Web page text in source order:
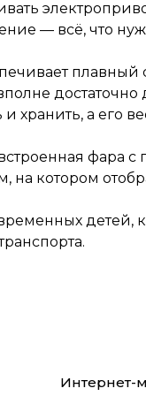
— всё, что
хранить, а его
фара
на котором
детей,
Интернет-